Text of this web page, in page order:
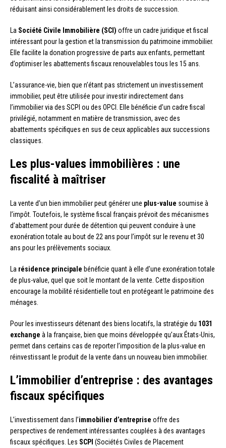
réduisant ainsi considérablement les droits de succession.
La Société Civile Immobilière (SCI) offre un cadre juridique et fiscal
intéressant pour la gestion et la transmission du patrimoine immobilier.
Elle facilite la donation progressive de parts aux enfants, permettant
d’optimiser les abattements fiscaux renouvelables tous les 15 ans.
L’assurance-vie, bien que n’étant pas strictement un investissement
immobilier, peut être utilisée pour investir indirectement dans
l’immobilier via des SCPI ou des OPCI. Elle bénéficie d’un cadre fiscal
privilégié, notamment en matière de transmission, avec des
abattements spécifiques en sus de ceux applicables aux successions
classiques.
Les plus-values immobilières : une
fiscalité à maîtriser
La vente d’un bien immobilier peut générer une plus-value soumise à
l’impôt. Toutefois, le système fiscal français prévoit des mécanismes
d’abattement pour durée de détention qui peuvent conduire à une
exonération totale au bout de 22 ans pour l’impôt sur le revenu et 30
ans pour les prélèvements sociaux.
La résidence principale bénéficie quant à elle d’une exonération totale
de plus-value, quel que soit le montant de la vente. Cette disposition
encourage la mobilité résidentielle tout en protégeant le patrimoine des
ménages.
Pour les investisseurs détenant des biens locatifs, la stratégie du 1031
exchange à la française, bien que moins développée qu’aux États-Unis,
permet dans certains cas de reporter l’imposition de la plus-value en
réinvestissant le produit de la vente dans un nouveau bien immobilier.
L’immobilier d’entreprise : des avantages
fiscaux spécifiques
L’investissement dans l’immobilier d’entreprise offre des
perspectives de rendement intéressantes couplées à des avantages
fiscaux spécifiques. Les SCPI (Sociétés Civiles de Placement